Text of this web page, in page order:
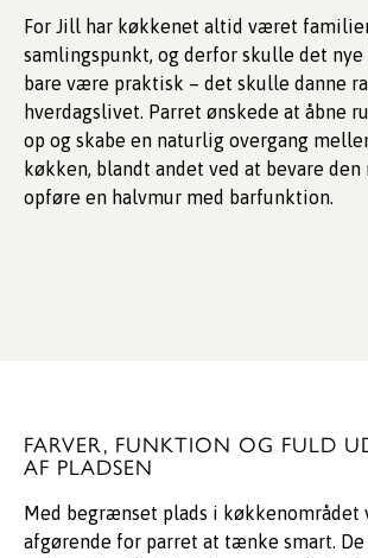
For Jill har køkkenet altid været
samlingspunkt, og derfor skulle det
bare være praktisk – det skulle danne
hverdagslivet. Parret ønskede at åbne
op og skabe en naturlig overgang
køkken, blandt andet ved at bevare
opføre en halvmur med barfunktion.
FARVER, FUNKTION OG FULD
AF PLADSEN
Med begrænset plads i køkkenområdet
afgørende for parret at tænke smart. De